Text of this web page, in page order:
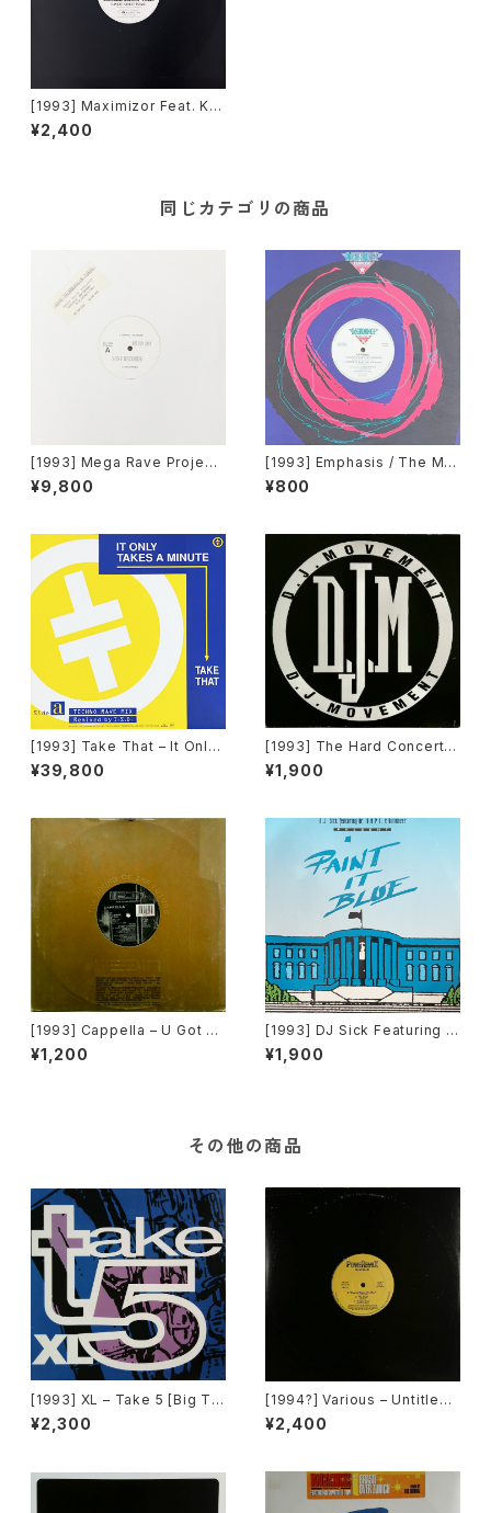
[1993] Maximizor Feat. Ka
m + Paula – I Like It (Give It
To Me) [D-Force Records]
¥2,400
同じカテゴリの商品
[1993] Mega Rave Project
Produced By John Robins
on – Rave Technopolis To
¥9,800
[1993] Emphasis / The Ma
nipulator – Goodbye Baby
Say Goodbye / Do Ya Wan
¥800
[1993] Take That – It Only
Takes A Minute (I.S.D. Rem
ix) [RCA]
¥39,800
[1993] The Hard Concert –
Rhythm Is Hard [DJ Move
ment]
¥1,900
[1993] Cappella – U Got 2
Know (Remixes) [Media R
ecords]
¥1,200
[1993] DJ Sick Featuring D
r. D.O.P.E. & Bulldozer – Pai
nt It Blue [Bulldozer Recor
¥1,900
その他の商品
[1993] XL – Take 5 [Big Ti
me International]
¥2,300
[1994?] Various – Untitled
(PM-669)[PoweRemix Rec
ords]
¥2,400